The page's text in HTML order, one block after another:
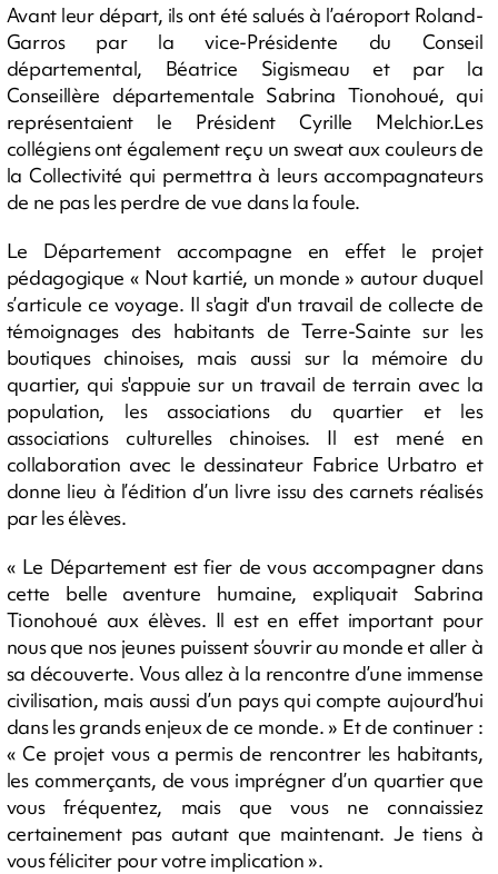
Avant leur départ, ils ont été salués à l’aéroport Roland-
Garros par la vice-Présidente du Conseil
départemental, Béatrice Sigismeau et par la
Conseillère départementale Sabrina Tionohoué, qui
représentaient le Président Cyrille Melchior.Les
collégiens ont également reçu un sweat aux couleurs de
la Collectivité qui permettra à leurs accompagnateurs
de ne pas les perdre de vue dans la foule.
Le Département accompagne en effet le projet
pédagogique « Nout kartié, un monde » autour duquel
s’articule ce voyage. Il s'agit d'un travail de collecte de
témoignages des habitants de Terre-Sainte sur les
boutiques chinoises, mais aussi sur la mémoire du
quartier, qui s'appuie sur un travail de terrain avec la
population, les associations du quartier et les
associations culturelles chinoises. Il est mené en
collaboration avec le dessinateur Fabrice Urbatro et
donne lieu à l’édition d’un livre issu des carnets réalisés
par les élèves.
« Le Département est fier de vous accompagner dans
cette belle aventure humaine, expliquait Sabrina
Tionohoué aux élèves. Il est en effet important pour
nous que nos jeunes puissent s’ouvrir au monde et aller à
sa découverte. Vous allez à la rencontre d’une immense
civilisation, mais aussi d’un pays qui compte aujourd’hui
dans les grands enjeux de ce monde. » Et de continuer :
« Ce projet vous a permis de rencontrer les habitants,
les commerçants, de vous imprégner d’un quartier que
vous fréquentez, mais que vous ne connaissiez
certainement pas autant que maintenant. Je tiens à
vous féliciter pour votre implication ».